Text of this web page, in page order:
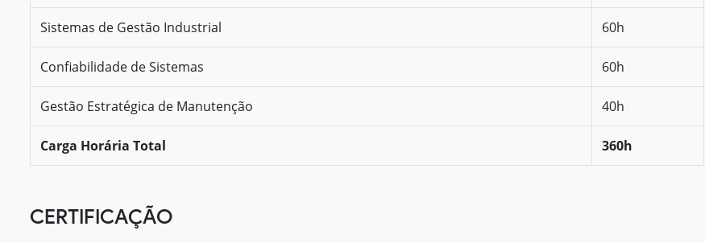
Sistemas de Gestão Industrial 60h
Confiabilidade de Sistemas 60h
Gestão Estratégica de Manutenção 40h
Carga Horária Total 360h
CERTIFICAÇÃO